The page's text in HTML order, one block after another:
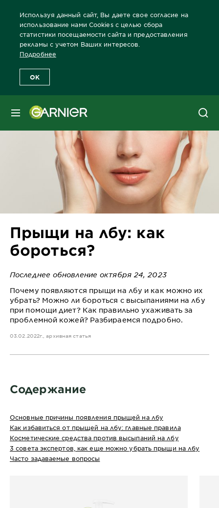
Используя данный сайт, Вы даете свое согласие на
использование нами Cookies с целью сбора
статистики посещаемости сайта и предоставления
рекламы с учетом Ваших интересов.
Подробнее
OK
МЕНЮ
Главная Блог
Прыщи на лбу: как
бороться?
Последнее обновление октября 24, 2023
Почему появляются прыщи на лбу и как можно их
убрать? Можно ли бороться с высыпаниями на лбу
при помощи диет? Как правильно ухаживать за
проблемной кожей? Разбираемся подробно.
03.02.2022г., архивная статья
Содержание
Основные причины появления прыщей на лбу
Как избавиться от прыщей на лбу: главные правила
Косметические средства против высыпаний на лбу
3 совета экспертов, как еще можно убрать прыщи на лбу
Часто задаваемые вопросы